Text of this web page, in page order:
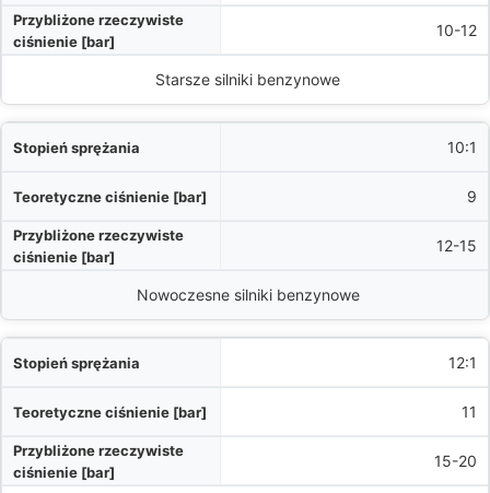
10-12
Starsze silniki benzynowe
10:1
9
12-15
Nowoczesne silniki benzynowe
12:1
11
15-20